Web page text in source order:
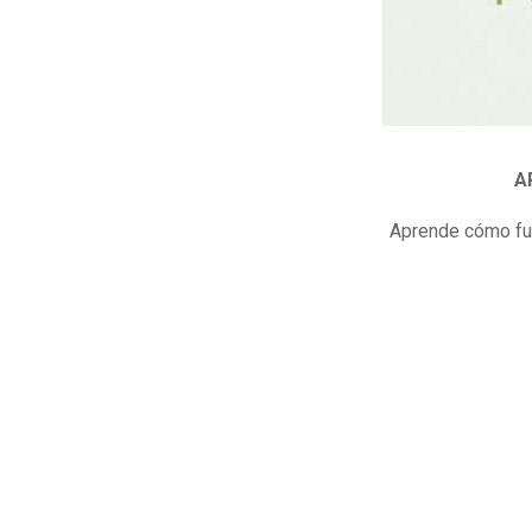
Aprende cómo